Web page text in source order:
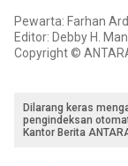
Pewarta: Farhan
Editor: Debby H.
Copyright ©
Dilarang keras
pengindeksan
Kantor Berita